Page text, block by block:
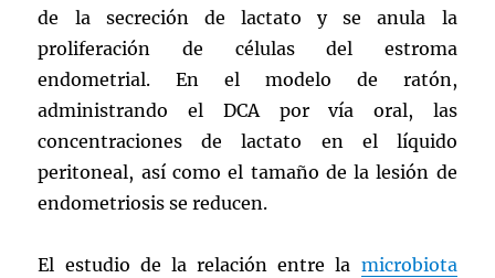
de la secreción de lactato y se anula la
proliferación de células del estroma
endometrial. En el modelo de ratón,
administrando el DCA por vía oral, las
concentraciones de lactato en el líquido
peritoneal, así como el tamaño de la lesión de
endometriosis se reducen.
El estudio de la relación entre la microbiota